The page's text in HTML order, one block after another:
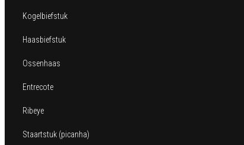
Kogelbiefstuk
Haasbiefstuk
Ossenhaas
Entrecote
Ribeye
Staartstuk (picanha)